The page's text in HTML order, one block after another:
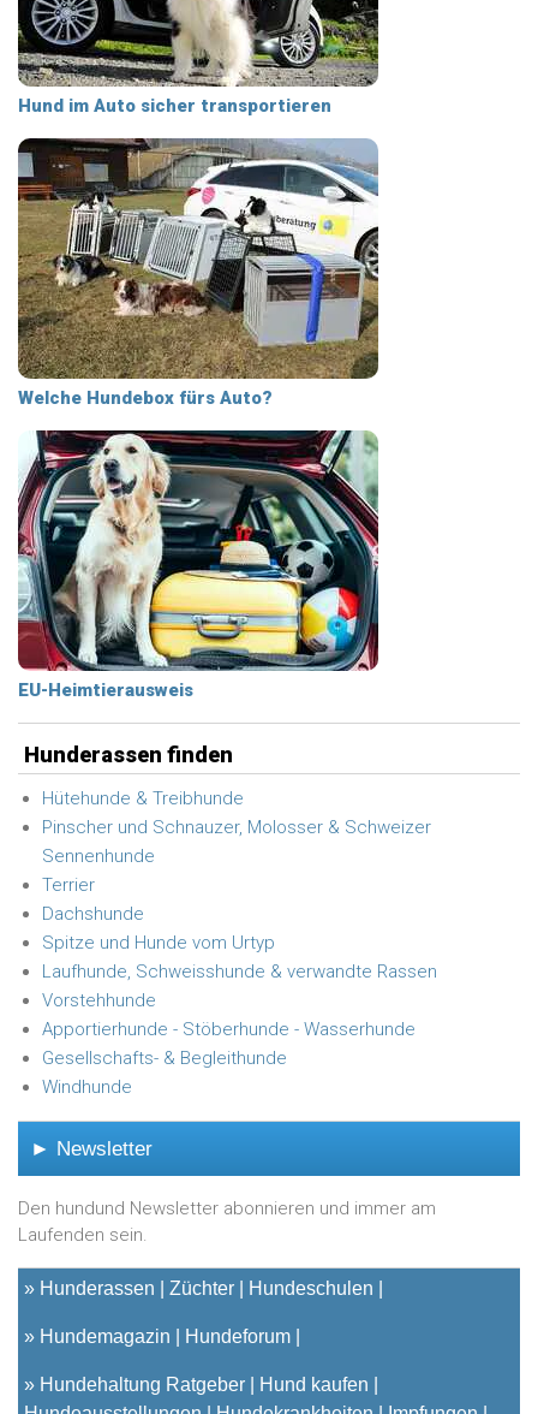
Hund im Auto sicher transportieren
Welche Hundebox fürs Auto?
EU-Heimtierausweis
Hunderassen finden
Hütehunde & Treibhunde
Pinscher und Schnauzer, Molosser & Schweizer
Sennenhunde
Terrier
Dachshunde
Spitze und Hunde vom Urtyp
Laufhunde, Schweisshunde & verwandte Rassen
Vorstehhunde
Apportierhunde - Stöberhunde - Wasserhunde
Gesellschafts- & Begleithunde
Windhunde
► Newsletter
Den hundund Newsletter abonnieren und immer am
Laufenden sein.
» Hunderassen Züchter Hundeschulen
» Hundemagazin Hundeforum
» Hundehaltung Ratgeber
Hund kaufen